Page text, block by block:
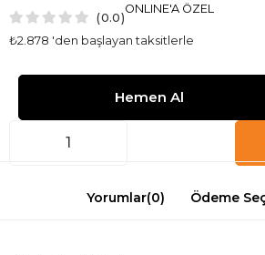
0.0
₺2.878 'den başlayan taksitlerle
ONLINE'A ÖZEL
Yorumlar(0) Ödeme